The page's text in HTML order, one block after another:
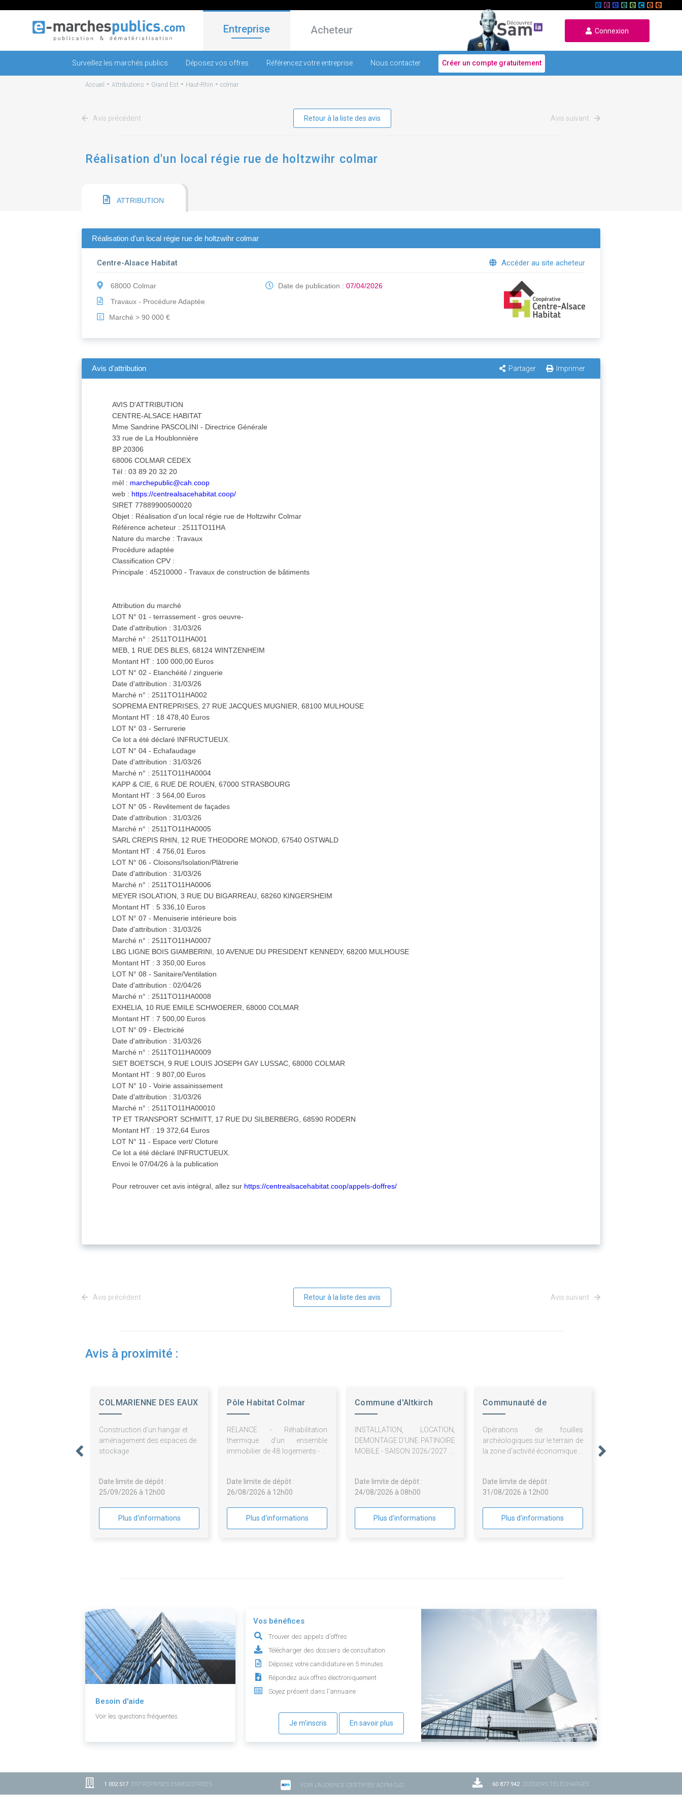
Entreprise Acheteur Connexion
Surveillez les marchés publics Déposez vos offres Référencez votre entreprise Nous contacter Créer un compte gratuitement
Accueil - Attributions - Grand Est - Haut-Rhin - colmar
Avis précédent Retour à la liste des avis Avis suivant
Réalisation d'un local régie rue de holtzwihr colmar
ATTRIBUTION
Réalisation d'un local régie rue de holtzwihr colmar
Centre-Alsace Habitat Accéder au site acheteur
68000 Colmar
Travaux - Procédure Adaptée
€ Marché > 90 000 €
Date de publication :07/04/2026
Avis d'attribution Partager Imprimer
AVIS D'ATTRIBUTION
CENTRE-ALSACE HABITAT
Mme Sandrine PASCOLINI - Directrice Générale
33 rue de La Houblonnière
BP 20306
68006 COLMAR CEDEX
Tél : 03 89 20 32 20
mèl : marchepublic@cah.coop
web : https://centrealsacehabitat.coop/
SIRET 77889900500020
Objet : Réalisation d'un local régie rue de Holtzwihr Colmar
Référence acheteur : 2511TO11HA
Nature du marche : Travaux
Procédure adaptée
Classification CPV :
Principale : 45210000 - Travaux de construction de bâtiments
Attribution du marché
LOT N° 01 - terrassement - gros oeuvre-
Date d'attribution : 31/03/26
Marché n° : 2511TO11HA001
MEB, 1 RUE DES BLES, 68124 WINTZENHEIM
Montant HT : 100 000,00 Euros
LOT N° 02 - Etanchéité / zinguerie
Date d'attribution : 31/03/26
Marché n° : 2511TO11HA002
SOPREMA ENTREPRISES, 27 RUE JACQUES MUGNIER, 68100 MULHOUSE
Montant HT : 18 478,40 Euros
LOT N° 03 - Serrurerie
Ce lot a été déclaré INFRUCTUEUX.
LOT N° 04 - Echafaudage
Date d'attribution : 31/03/26
Marché n° : 2511TO11HA0004
KAPP & CIE, 6 RUE DE ROUEN, 67000 STRASBOURG
Montant HT : 3 564,00 Euros
LOT N° 05 - Revêtement de façades
Date d'attribution : 31/03/26
Marché n° : 2511TO11HA0005
SARL CREPIS RHIN, 12 RUE THEODORE MONOD, 67540 OSTWALD
Montant HT : 4 756,01 Euros
LOT N° 06 - Cloisons/Isolation/Plâtrerie
Date d'attribution : 31/03/26
Marché n° : 2511TO11HA0006
MEYER ISOLATION, 3 RUE DU BIGARREAU, 68260 KINGERSHEIM
Montant HT : 5 336,10 Euros
LOT N° 07 - Menuiserie intérieure bois
Date d'attribution : 31/03/26
Marché n° : 2511TO11HA0007
LBG LIGNE BOIS GIAMBERINI, 10 AVENUE DU PRESIDENT KENNEDY, 68200 MULHOUSE
Montant HT : 3 350,00 Euros
LOT N° 08 - Sanitaire/Ventilation
Date d'attribution : 02/04/26
Marché n° : 2511TO11HA0008
EXHELIA, 10 RUE EMILE SCHWOERER, 68000 COLMAR
Montant HT : 7 500,00 Euros
LOT N° 09 - Electricité
Date d'attribution : 31/03/26
Marché n° : 2511TO11HA0009
SIET BOETSCH, 9 RUE LOUIS JOSEPH GAY LUSSAC, 68000 COLMAR
Montant HT : 9 807,00 Euros
LOT N° 10 - Voirie assainissement
Date d'attribution : 31/03/26
Marché n° : 2511TO11HA00010
TP ET TRANSPORT SCHMITT, 17 RUE DU SILBERBERG, 68590 RODERN
Montant HT : 19 372,64 Euros
LOT N° 11 - Espace vert/ Cloture
Ce lot a été déclaré INFRUCTUEUX.
Envoi le 07/04/26 à la publication
Pour retrouver cet avis intégral, allez sur https://centrealsacehabitat.coop/appels-doffres/
Avis précédent Retour à la liste des avis Avis suivant
Avis à proximité :
COLMARIENNE DES EAUX
Construction d'un hangar et
aménagement des espaces de
stockage
Date limite de dépôt :
25/09/2026 à 12h00
Plus d'informations
Pôle Habitat Colmar
RELANCE - Réhabilitation
thermique d'un ensemble
immobilier de 48 logements - 1,
Lot n° 11 : Echafaudage / ITE -
2026-33
Date limite de dépôt :
26/08/2026 à 12h00
Plus d'informations
Commune d'Altkirch
INSTALLATION, LOCATION,
DEMONTAGE D'UNE PATINOIRE
MOBILE - SAISON 2026/2027
Date limite de dépôt :
24/08/2026 à 08h00
Plus d'informations
Communauté de
Opérations de fouilles
archéologiques sur le terrain de
la zone d'activité économique à
Date limite de dépôt :
31/08/2026 à 12h00
Plus d'informations
Besoin d'aide
Voir les questions fréquentes.
Vos bénéfices
Trouver des appels d'offres
Télécharger des dossiers de consultation
Déposez votre candidature en 5 minutes
Répondez aux offres électroniquement
Soyez présent dans l'annuaire
Je m'inscris En savoir plus
1 002 517 ENTREPRISES ENREGISTRÉES VOIR L'AUDIENCE CERTIFIÉE ACPM-OJD 60 877 942DOSSIERS TÉLÉCHARGÉS